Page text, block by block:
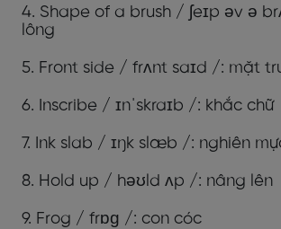
4. Shape of a brush / ʃeɪp əv ə
lông
5. Front side / frʌnt saɪd /: mặt
6. Inscribe / ɪnˈskraɪb /: khắc chữ
7. Ink slab / ɪŋk slæb /: nghiên
8. Hold up / həʊld ʌp /: nâng lên
9. Frog / frɒɡ /: con cóc